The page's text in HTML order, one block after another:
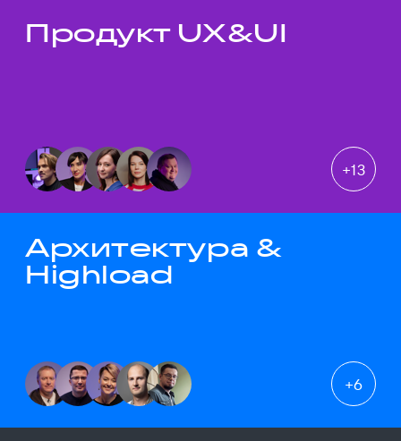
Темы докладов
Продукт UX&UI
+13
Архитектура &
Highload
+6